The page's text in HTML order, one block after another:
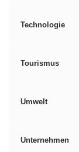
Technologie
Tourismus
Umwelt
Unternehmen